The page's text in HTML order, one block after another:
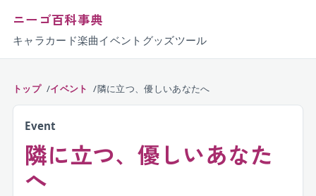
ニーゴ百科事典
キャラ カード楽曲イベント グッズツール
トップ イベント 隣に立つ、優しいあなたへ
Event
隣に立つ、優しいあなた
へ